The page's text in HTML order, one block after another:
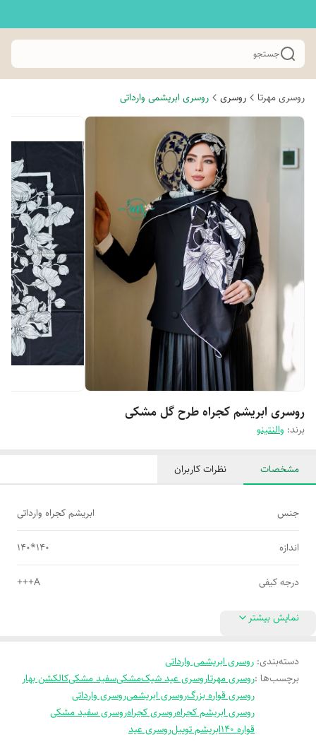
جستجو
روسری مهرتا روسری روسری ابریشمی وارداتی
روسری ابریشم کجراه طرح گل مشکی
برند: والنتینو
مشخصات نظرات کاربران
جنس ابریشم کجراه وارداتی
اندازه 140*140
درجه کیفی A+++
نمایش بیشتر
دسته‌بندی: روسری ابریشمی وارداتی
برچسب‌ها :روسری مهرتاروسری عید شیکمشکیسفید مشکیکالکشن بهار
روسری قواره بزرگروسری ابریشمیروسری وارداتی
روسری ابریشم کجراهروسری کجراهروسری سفید مشکی
قواره 140
ابریشم توییلروسری عید